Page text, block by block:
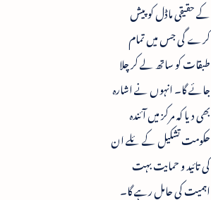
کے حقیقی ماڈل کو پیش
کرے گی جس میں تمام
طبقات کو ساتھ لے کر چلا
جائے گا۔ انہوں نے اشارہ
بھی دیا کہ مرکز میں آئندہ
حکومت تشکیل کے ئلے ان
کی تائید و حمایت بہت
اہمیت کی حامل رہے گا۔